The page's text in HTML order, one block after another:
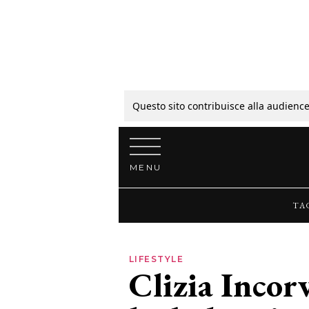
Questo sito contribuisce alla
Vai al contenuto
MENU
LIFESTYLE
Clizia